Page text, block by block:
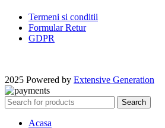
Termeni si conditii
Formular Retur
GDPR
2025 Powered by Extensive Generation
Search
Acasa